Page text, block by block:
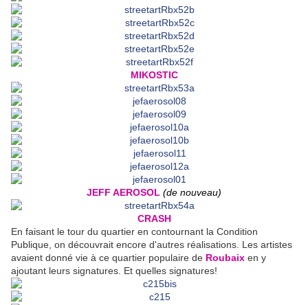
MIKOSTIC
JEFF AEROSOL (de nouveau)
CRASH
En faisant le tour du quartier en contournant la Condition
Publique, on découvrait encore d'autres réalisations. Les artistes
avaient donné vie à ce quartier populaire de Roubaix en y
ajoutant leurs signatures. Et quelles signatures!